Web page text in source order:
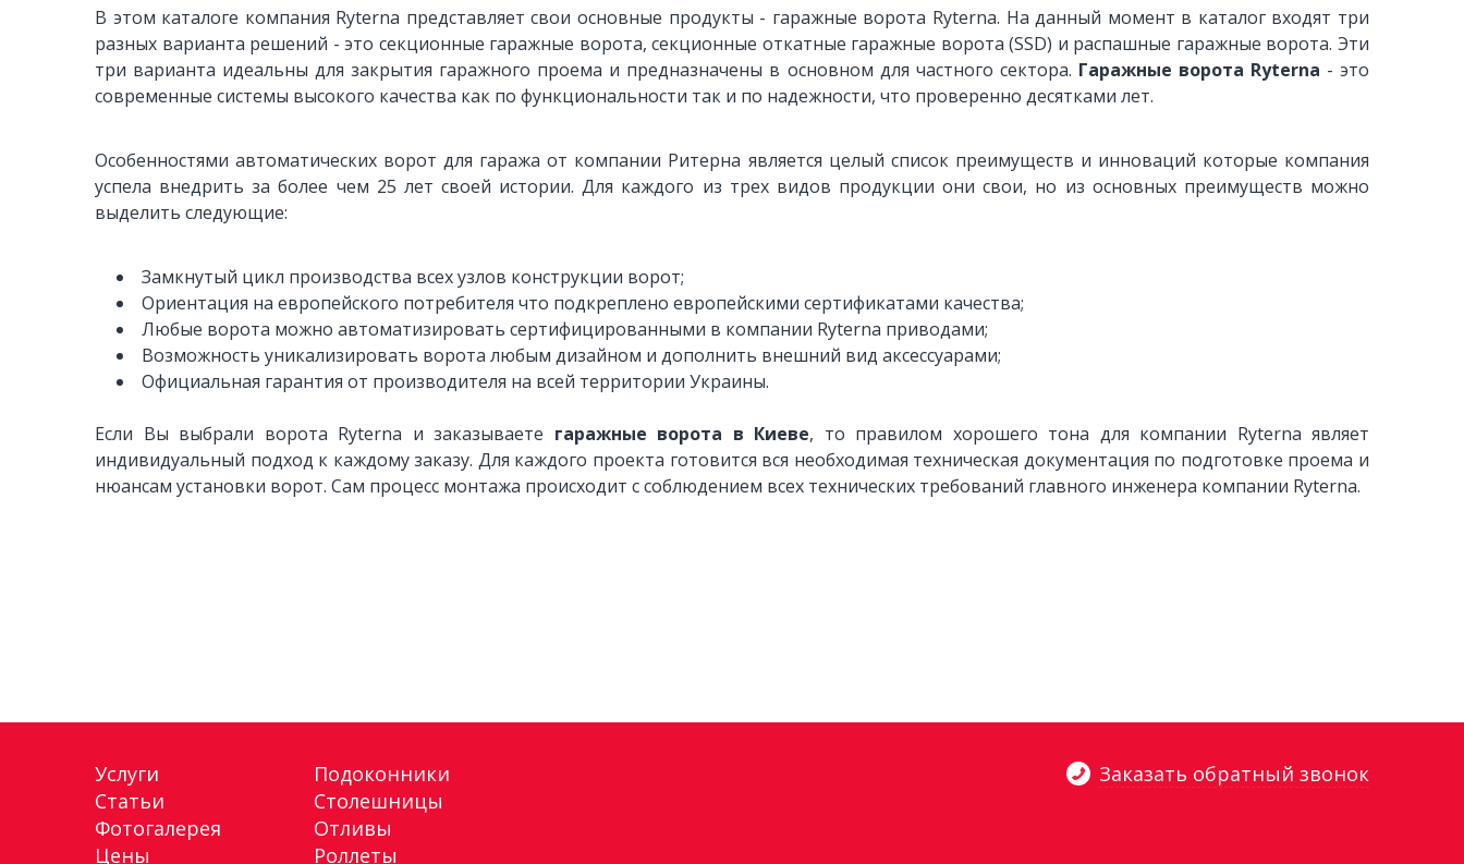
В этом каталоге компания Ryterna представляет свои основные продукты - гаражные ворота Ryterna. На данный момент в каталог входят три
разных варианта решений - это секционные гаражные ворота, секционные откатные гаражные ворота (SSD) и распашные гаражные ворота. Эти
три варианта идеальны для закрытия гаражного проема и предназначены в основном для частного сектора. Гаражные ворота Ryterna - это
современные системы высокого качества как по функциональности так и по надежности, что проверенно десятками лет.
Особенностями автоматических ворот для гаража от компании Ритерна является целый список преимуществ и инноваций которые компания
успела внедрить за более чем 25 лет своей истории. Для каждого из трех видов продукции они свои, но из основных преимуществ можно
выделить следующие:
Замкнутый цикл производства всех узлов конструкции ворот;
Ориентация на европейского потребителя что подкреплено европейскими сертификатами качества;
Любые ворота можно автоматизировать сертифицированными в компании Ryterna приводами;
Возможность уникализировать ворота любым дизайном и дополнить внешний вид аксессуарами;
Официальная гарантия от производителя на всей территории Украины.
Если Вы выбрали ворота Ryterna и заказываете гаражные ворота в Киеве, то правилом хорошего тона для компании Ryterna являет
индивидуальный подход к каждому заказу. Для каждого проекта готовится вся необходимая техническая документация по подготовке проема и
нюансам установки ворот. Сам процесс монтажа происходит с соблюдением всех технических требований главного инженера компании Ryterna.
Услуги
Статьи
Фотогалерея
Цены
Подоконники
Столешницы
Отливы
Роллеты
Заказать обратный звонок